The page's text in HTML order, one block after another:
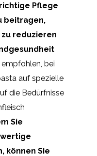
Pflege
beitragen,
reduzieren
empfohlen, bei
auf spezielle
die Bedürfnisse
Sie
können Sie